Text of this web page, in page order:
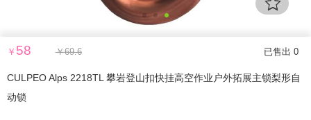
￥ 58 ￥69.6 已售出 0
CULPEO Alps 2218TL 攀岩登山扣快挂高空作业户外拓展主锁梨形自
动锁